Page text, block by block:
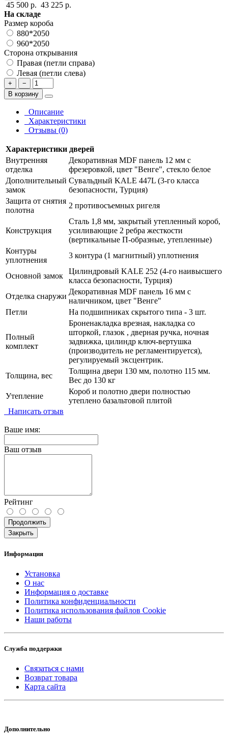
45 500 р. 43 225 р.
На складе
Размер короба
880*2050
960*2050
Сторона открывания
Правая (петли справа)
Левая (петли слева)
+
−
В корзину
Описание
Характеристики
Отзывы (0)
Характеристики дверей
Внутренняя
отделка
Декоративная MDF панель 12 мм с
фрезеровкой, цвет "Венге", стекло белое
Дополнительный
замок
Сувальдный KALE 447L (3-го класса
безопасности, Турция)
Защита от снятия
полотна
2 противосъемных ригеля
Конструкция
Сталь 1,8 мм, закрытый утепленный короб,
усиливающие 2 ребра жесткости
(вертикальные П-образные, утепленные)
Контуры
уплотнения
3 контура (1 магнитный) уплотнения
Основной замок
Цилиндровый KALE 252 (4-го наивысшего
класса безопасности, Турция)
Отделка снаружи
Декоративная MDF панель 16 мм с
наличником, цвет "Венге"
Петли
На подшипниках скрытого типа - 3 шт.
Полный
комплект
Броненакладка врезная, накладка со
шторкой, глазок , дверная ручка, ночная
задвижка, цилиндр ключ-вертушка
(производитель не регламентируется),
регулируемый эксцентрик.
Толщина, вес
Толщина двери 130 мм, полотно 115 мм.
Вес до 130 кг
Утепление
Короб и полотно двери полностью
утеплено базальтовой плитой
Написать отзыв
Ваше имя:
Ваш отзыв
Рейтинг
Продолжить
Закрыть
Информация
Установка
О нас
Информация о доставке
Политика конфиденциальности
Политика использования файлов Cookie
Наши работы
Служба поддержки
Связаться с нами
Возврат товара
Карта сайта
Дополнительно